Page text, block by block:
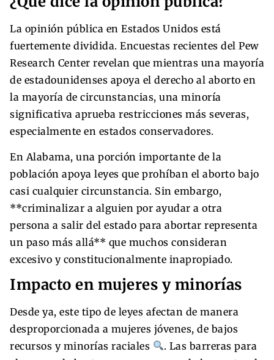
La opinión pública en Estados Unidos está
fuertemente dividida. Encuestas recientes del Pew
Research Center revelan que mientras una mayoría
de estadounidenses apoya el derecho al aborto en
la mayoría de circunstancias, una minoría
significativa aprueba restricciones más severas,
especialmente en estados conservadores.
En Alabama, una porción importante de la
población apoya leyes que prohíban el aborto bajo
casi cualquier circunstancia. Sin embargo,
**criminalizar a alguien por ayudar a otra
persona a salir del estado para abortar representa
un paso más allá** que muchos consideran
excesivo y constitucionalmente inapropiado.
Impacto en mujeres y minorías
Desde ya, este tipo de leyes afectan de manera
desproporcionada a mujeres jóvenes, de bajos
recursos y minorías raciales
. Las barreras para